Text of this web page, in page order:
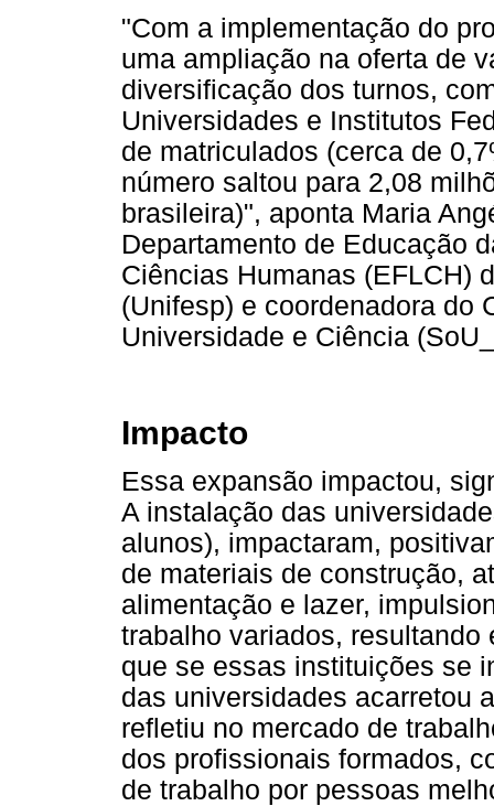
"Com a implementação do
uma ampliação na oferta de
diversificação dos turnos,
Universidades e Institutos
de matriculados (cerca de
número saltou para 2,08
brasileira)", aponta Maria
Departamento de Educação
Ciências Humanas (EFLCH)
(Unifesp) e coordenadora do
Universidade e Ciência
Impacto
Essa expansão impactou,
A instalação das
alunos), impactaram,
de materiais de construção,
alimentação e lazer,
trabalho variados,
que se essas instituições se
das universidades acarretou
refletiu no mercado de
dos profissionais formados,
de trabalho por pessoas